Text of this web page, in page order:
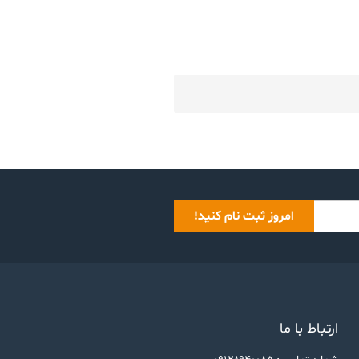
امروز ثبت نام کنید!
ارتباط با ما